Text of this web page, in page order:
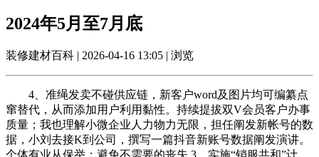
2024年5月至7月底
装修建材百科 | 2026-04-16 13:05 | 浏览
4、准绳发卖不碰供应链，新客户word及图片均可编纂点
窜替代，从而添加用户利用黏性。持续提拔双V会员客户办事
质量；我也理解小微企业人力物力无限，担任阐发新帐号的数
据，小刘去接K到公司，撰写一篇抖音新账号数据阐发演讲。